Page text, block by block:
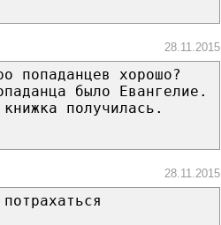
28.11.2015
хорошо?
было Евангелие.
получилась.
28.11.2015